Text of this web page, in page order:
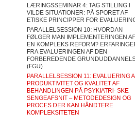
LÆRINGSSEMINAR 4: TAG STILLING I
VILDE SITUATIONER: PÅ SPORET AF
ETISKE PRINCIPPER FOR
PARALLELSESSION 10: HVORDAN
FØLGER MAN IMPLEMENTERINGEN AF
EN KOMPLEKS REFORM?
FRA EVALUERINGEN AF DEN
FORBEREDENDE
(FGU)
PARALLELSESSION 11: EVALUERING
PRODUKTIVITET OG KVALITET AF
BEHANDLINGEN PÅ PSYKIATRI- SKE
SENGEAFSNIT – METODEDESIGN OG
PROCES DER KAN HÅNDTERE
KOMPLEKSITETEN